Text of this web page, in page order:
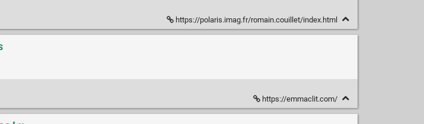
https://polaris.imag.fr/romain.couillet/index.html
https://emmaclit.com/